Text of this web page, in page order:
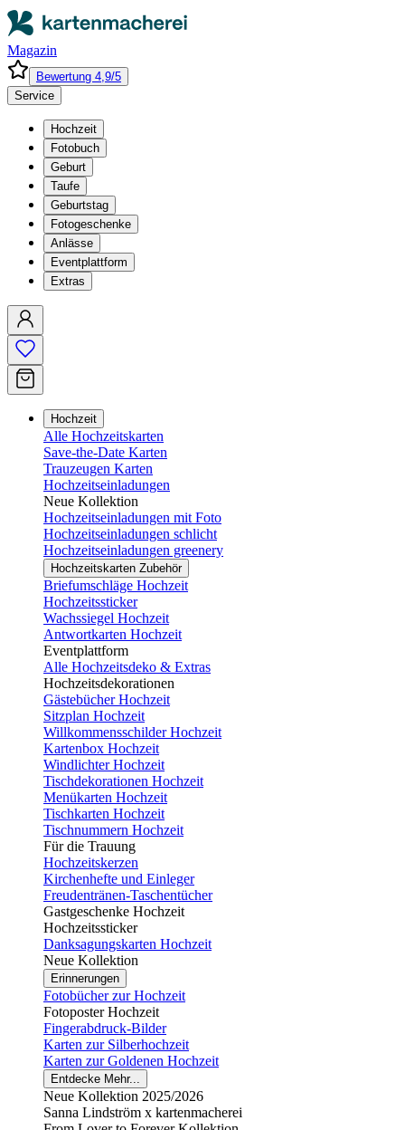
Magazin
Bewertung 4,9/5
Service
Hochzeit
Fotobuch
Geburt
Taufe
Geburtstag
Fotogeschenke
Anlässe
Eventplattform
Extras
Hochzeit
Alle Hochzeitskarten
Save-the-Date Karten
Trauzeugen Karten
Hochzeitseinladungen
Neue Kollektion
Hochzeitseinladungen mit Foto
Hochzeitseinladungen schlicht
Hochzeitseinladungen greenery
Hochzeitskarten Zubehör
Briefumschläge Hochzeit
Hochzeitssticker
Wachssiegel Hochzeit
Antwortkarten Hochzeit
Eventplattform
Alle Hochzeitsdeko & Extras
Hochzeitsdekorationen
Gästebücher Hochzeit
Sitzplan Hochzeit
Willkommensschilder Hochzeit
Kartenbox Hochzeit
Windlichter Hochzeit
Tischdekorationen Hochzeit
Menükarten Hochzeit
Tischkarten Hochzeit
Tischnummern Hochzeit
Für die Trauung
Hochzeitskerzen
Kirchenhefte und Einleger
Freudentränen-Taschentücher
Gastgeschenke Hochzeit
Hochzeitssticker
Danksagungskarten Hochzeit
Neue Kollektion
Erinnerungen
Fotobücher zur Hochzeit
Fotoposter Hochzeit
Fingerabdruck-Bilder
Karten zur Silberhochzeit
Karten zur Goldenen Hochzeit
Entdecke Mehr...
Neue Kollektion 2025/2026
Sanna Lindström x kartenmacherei